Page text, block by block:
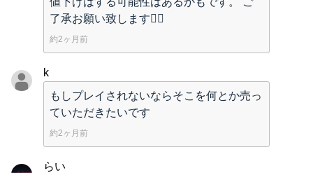
了承お願い致します🙂‍↕️
約2ヶ月前
k
もしプレイされないならそこを何とか売っ
ていただきたいです
約2ヶ月前
らい